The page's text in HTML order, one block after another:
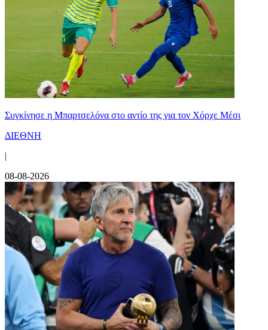
Συγκίνησε η Μπαρτσελόνα στο αντίο της για τον Χόρχε Μέσι
ΔΙΕΘΝΗ
|
08-08-2026